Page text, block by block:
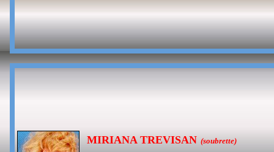
MIRIANA TREVISAN (soubrette)